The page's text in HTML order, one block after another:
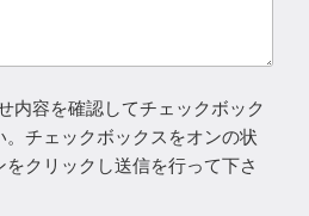
内容を確認してチェックボック
。チェックボックスをオンの状
クリックし送信を行って下さ